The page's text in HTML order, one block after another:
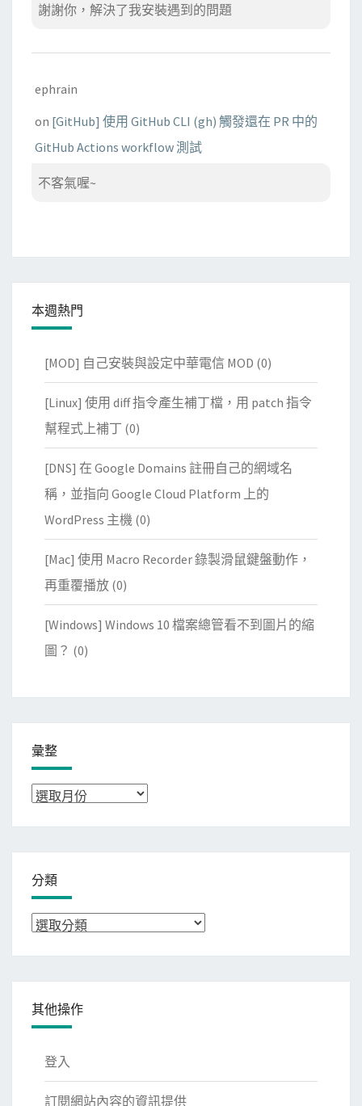
謝謝你，解決了我安裝遇到的問題
ephrain
on [GitHub] 使用 GitHub CLI (gh) 觸發還在 PR 中的
GitHub Actions workflow 測試
不客氣喔~
本週熱門
[MOD] 自己安裝與設定中華電信 MOD (0)
[Linux] 使用 diff 指令產生補丁檔，用 patch 指令
幫程式上補丁 (0)
[DNS] 在 Google Domains 註冊自己的網域名
稱，並指向 Google Cloud Platform 上的
WordPress 主機 (0)
[Mac] 使用 Macro Recorder 錄製滑鼠鍵盤動作，
再重覆播放 (0)
[Windows] Windows 10 檔案總管看不到圖片的縮
圖？ (0)
彙整
彙
分類
分
其他操作
登入
訂閱網站內容的資訊提供